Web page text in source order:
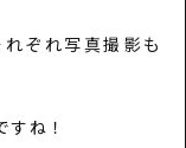
ぞれ写真撮影も
ね！